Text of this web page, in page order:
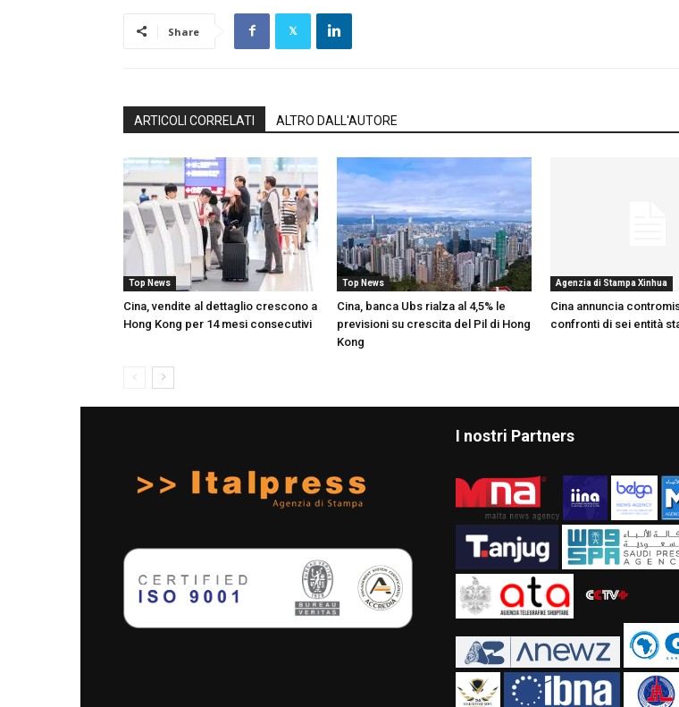
Share
ARTICOLI CORRELATI ALTRO DALL'AUTORE
Top News
Cina, vendite al dettaglio crescono a
Hong Kong per 14 mesi consecutivi
Top News
Cina, banca Ubs rialza al 4,5% le
previsioni su crescita del Pil di Hong
Kong
Agenzia di Stampa Xinhua
Cina annuncia
confronti di sei entità
I nostri Partners